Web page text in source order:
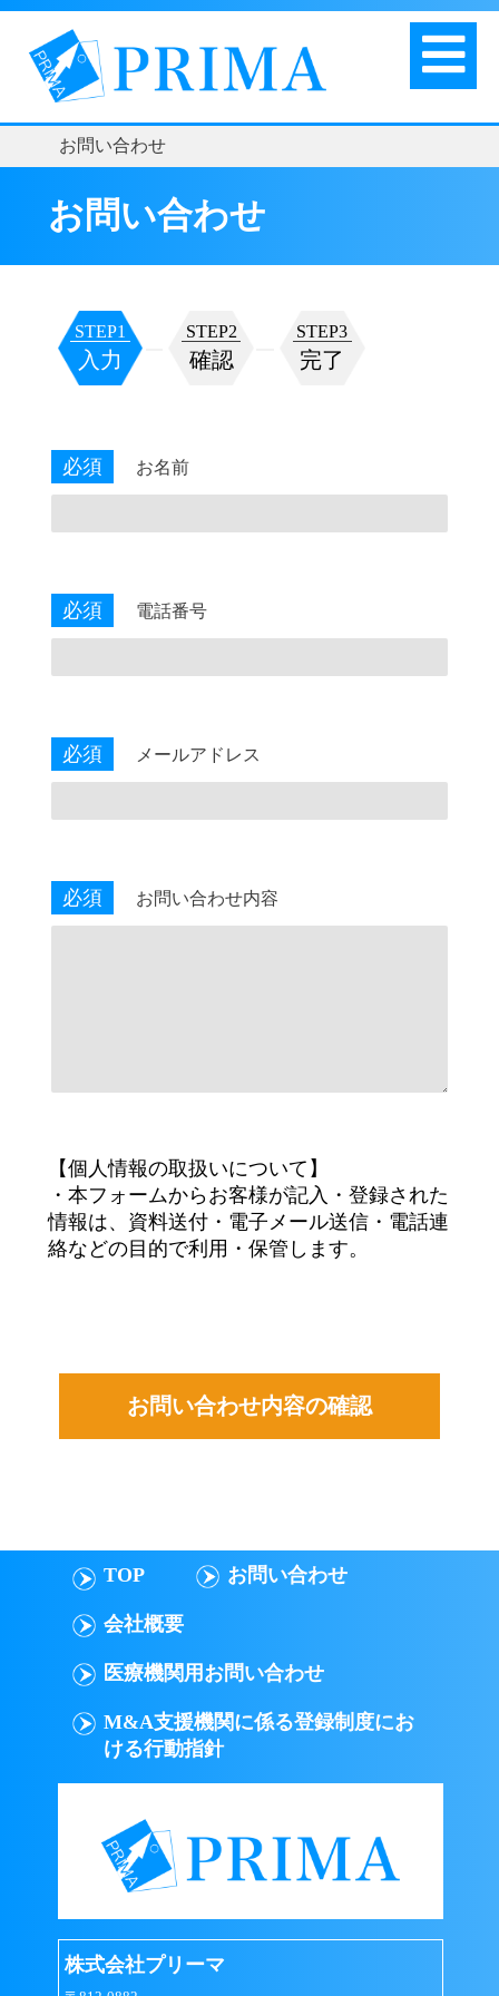
お問い合わせ
お問い合わせ
STEP1
入力
STEP2
確認
STEP3
完了
必須 お名前
必須 電話番号
必須 メールアドレス
必須 お問い合わせ内容
【個人情報の取扱いについて】
・本フォームからお客様が記入・登録された
情報は、資料送付・電子メール送信・電話連
絡などの目的で利用・保管します。
TOP お問い合わせ
会社概要
医療機関用お問い合わせ
M&A支援機関に係る登録制度にお
ける行動指針
株式会社プリーマ